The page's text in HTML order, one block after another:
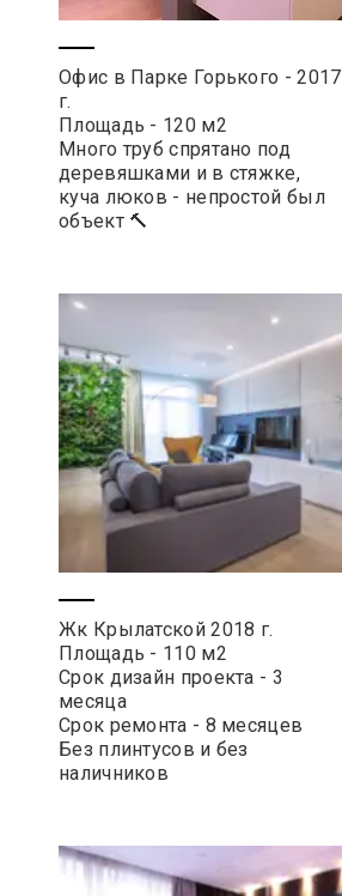
Офис в Парке Горького - 2017
г.
Площадь - 120 м2
Много труб спрятано под
деревяшками и в стяжке,
куча люков - непростой был
объект 🔨
Жк Крылатской 2018 г.
Площадь - 110 м2
Срок дизайн проекта - 3
месяца
Срок ремонта - 8 месяцев
Без плинтусов и без
наличников